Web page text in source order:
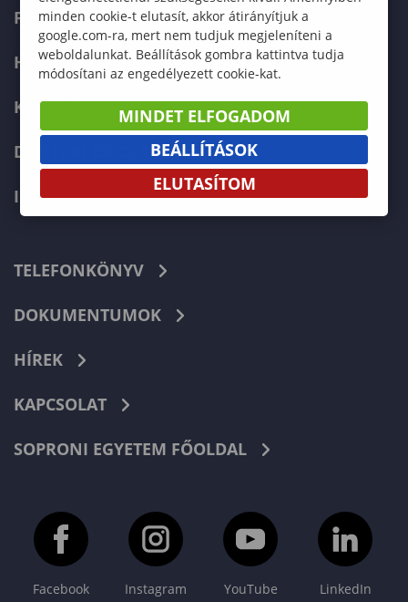
FELVÉTELIZŐKNEK
HALLGATÓKNAK
KÉPZÉSEK
DOKTORI ISKOLA
INTERNATIONAL
TELEFONKÖNYV
DOKUMENTUMOK
HÍREK
KAPCSOLAT
SOPRONI EGYETEM FŐOLDAL
Facebook Instagram YouTube LinkedIn
minden cookie-t elutasít, akkor átirányítjuk a
google.com-ra, mert nem tudjuk megjeleníteni a
weboldalunkat. Beállítások gombra kattintva tudja
módosítani az engedélyezett cookie-kat.
MINDET ELFOGADOM
BEÁLLÍTÁSOK
ELUTASÍTOM